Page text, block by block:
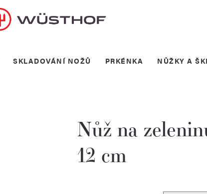
SKLADOVÁNÍ NOŽŮ PRKÉNKA NŮŽKY A
Nůž na
12 cm